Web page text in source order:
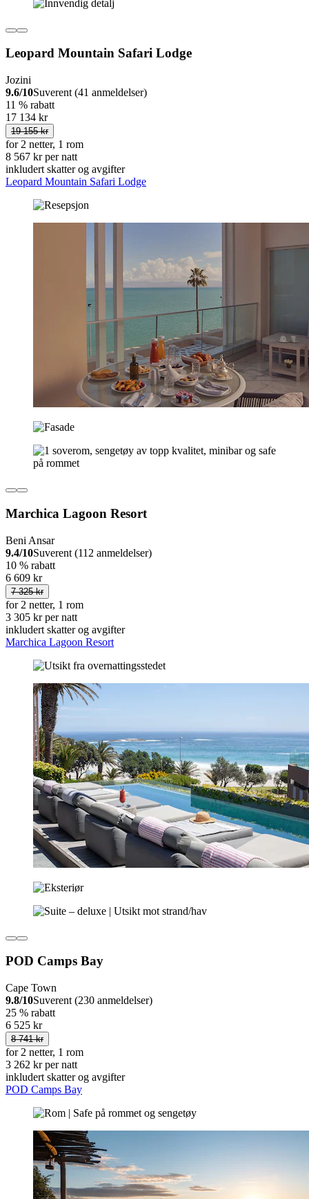
Leopard Mountain Safari Lodge
Jozini
9.6/10Suverent (41 anmeldelser)
11 % rabatt
17 134 kr
19 155 kr
for 2 netter, 1 rom
8 567 kr per natt
inkludert skatter og avgifter
Leopard Mountain Safari Lodge
Marchica Lagoon Resort
Beni Ansar
9.4/10Suverent (112 anmeldelser)
10 % rabatt
6 609 kr
7 325 kr
for 2 netter, 1 rom
3 305 kr per natt
inkludert skatter og avgifter
Marchica Lagoon Resort
POD Camps Bay
Cape Town
9.8/10Suverent (230 anmeldelser)
25 % rabatt
6 525 kr
8 741 kr
for 2 netter, 1 rom
3 262 kr per natt
inkludert skatter og avgifter
POD Camps Bay